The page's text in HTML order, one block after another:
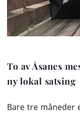
To av Åsanes
ny lokal satsing
Bare tre måneder